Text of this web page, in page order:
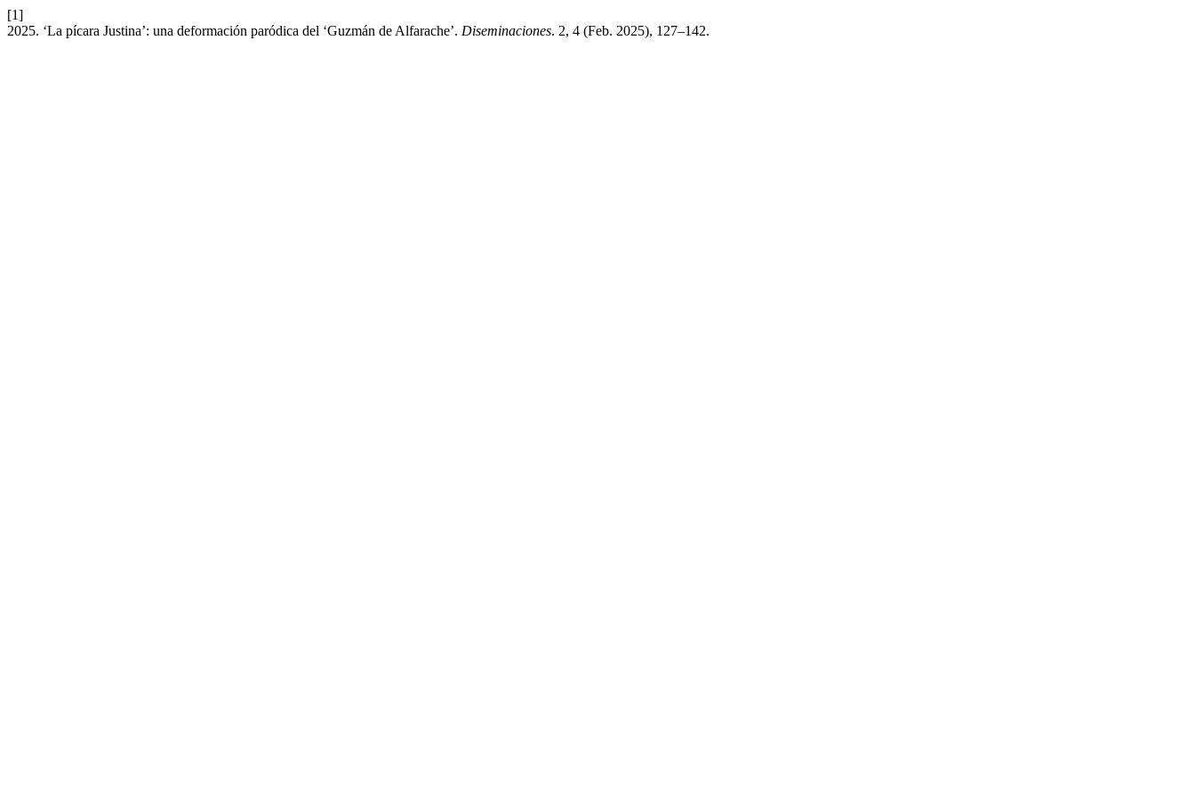
[1]
2025. ‘La pícara Justina’: una deformación paródica del ‘Guzmán de Alfarache’. Diseminaciones. 2, 4 (Feb. 2025), 127–142.